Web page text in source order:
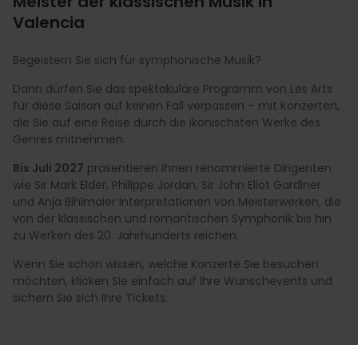
Valencia
Begeistern Sie sich für symphonische Musik?
Dann dürfen Sie das spektakuläre Programm von Les Arts
für diese Saison auf keinen Fall verpassen – mit Konzerten,
die Sie auf eine Reise durch die ikonischsten Werke des
Genres mitnehmen.
Bis Juli 2027 präsentieren Ihnen renommierte Dirigenten
wie Sir Mark Elder, Philippe Jordan, Sir John Eliot Gardiner
und Anja Bihlmaier Interpretationen von Meisterwerken, die
von der klassischen und romantischen Symphonik bis hin
zu Werken des 20. Jahrhunderts reichen.
Wenn Sie schon wissen, welche Konzerte Sie besuchen
möchten, klicken Sie einfach auf Ihre Wunschevents und
sichern Sie sich Ihre Tickets.